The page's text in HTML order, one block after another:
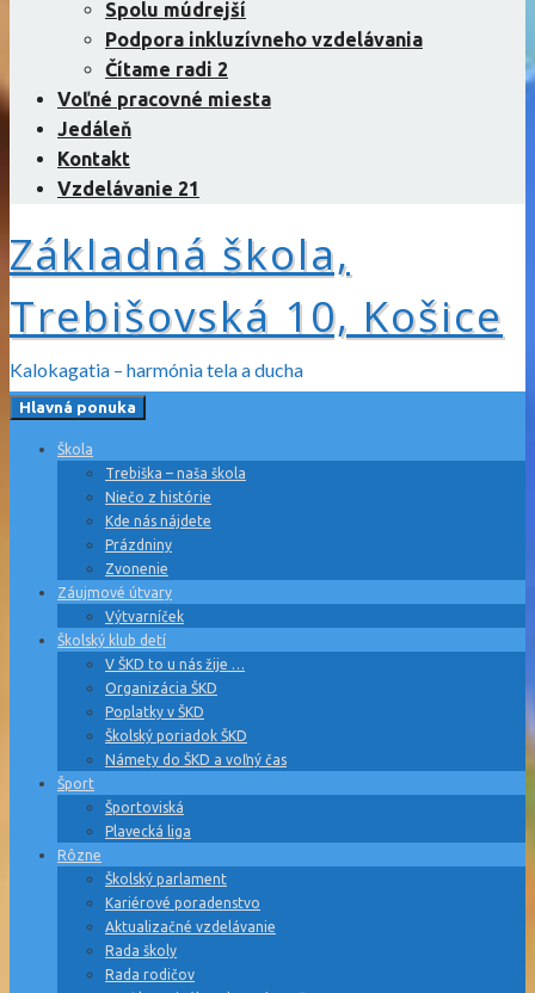
Spolu múdrejší
Podpora inkluzívneho vzdelávania
Čítame radi 2
Voľné pracovné miesta
Jedáleň
Kontakt
Vzdelávanie 21
Základná škola,
Trebišovská 10, Košice
Kalokagatia – harmónia tela a ducha
Hlavná ponuka
Škola
Trebiška – naša škola
Niečo z histórie
Kde nás nájdete
Prázdniny
Zvonenie
Záujmové útvary
Výtvarníček
Školský klub detí
V ŠKD to u nás žije …
Organizácia ŠKD
Poplatky v ŠKD
Školský poriadok ŠKD
Námety do ŠKD a voľný čas
Šport
Športoviská
Plavecká liga
Rôzne
Školský parlament
Kariérové poradenstvo
Aktualizačné vzdelávanie
Rada školy
Rada rodičov